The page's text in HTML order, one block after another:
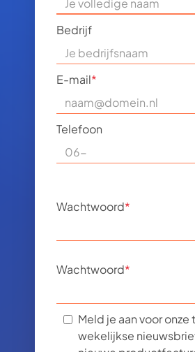
Bedrijf
E-mail*
Telefoon
Wachtwoord*
Wachtwoord*
Meld je aan voor
wekelijkse